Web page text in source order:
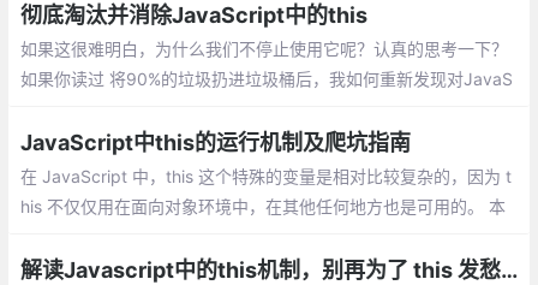
彻底淘汰并消除JavaScript中的this
如果这很难明白，为什么我们不停止使用它呢？认真的思考一下？
如果你读过 将90%的垃圾扔进垃圾桶后，我如何重新发现对JavaS
JavaScript中this的运行机制及爬坑指南
在 JavaScript 中，this 这个特殊的变量是相对比较复杂的，因为 t
his 不仅仅用在面向对象环境中，在其他任何地方也是可用的。 本
方，最后奉上最佳实践。
解读Javascript中的this机制，别再为了 this 发愁了